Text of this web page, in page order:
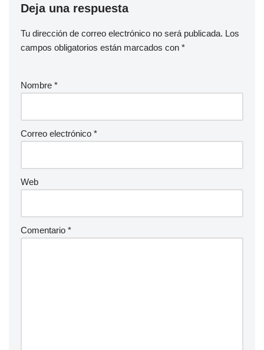
Deja una respuesta
Tu dirección de correo electrónico no será publicada. Los
campos obligatorios están marcados con *
Nombre *
Correo electrónico *
Web
Comentario *